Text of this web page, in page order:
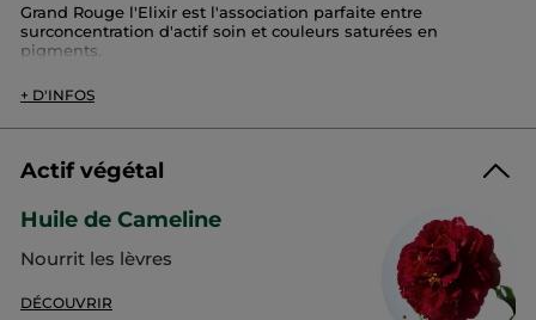
Grand Rouge l'Elixir est l'association parfaite entre
surconcentration d'actif soin et couleurs saturées en
pigments.
assure des lèvres douces et confortables parées d'une
couleur mate, ultra-pigmentée, pour un résultat ultra longue
tenue qui dure jusqu'à 12h.*
Efficacité constatée :
96% des femmes trouvent que la couleur sur leurs lèvres est
- Formulé sans carmin de cochenille
Testé sous contrôle dermatologique
+ D'INFOS
Actif végétal
Huile de Cameline
Nourrit les lèvres
DÉCOUVRIR